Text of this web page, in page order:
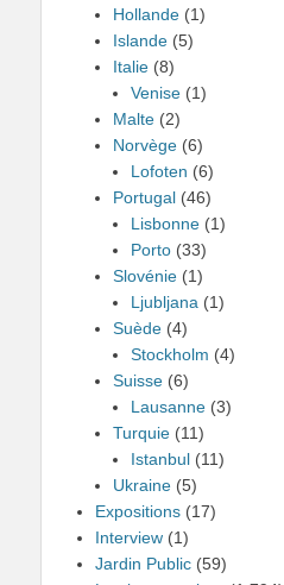
Hollande (1)
Islande (5)
Italie (8)
Venise (1)
Malte (2)
Norvège (6)
Lofoten (6)
Portugal (46)
Lisbonne (1)
Porto (33)
Slovénie (1)
Ljubljana (1)
Suède (4)
Stockholm (4)
Suisse (6)
Lausanne (3)
Turquie (11)
Istanbul (11)
Ukraine (5)
Expositions (17)
Interview (1)
Jardin Public (59)